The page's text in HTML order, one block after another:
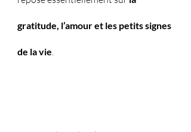
gratitude, l’amour et les petits signes
de la vie